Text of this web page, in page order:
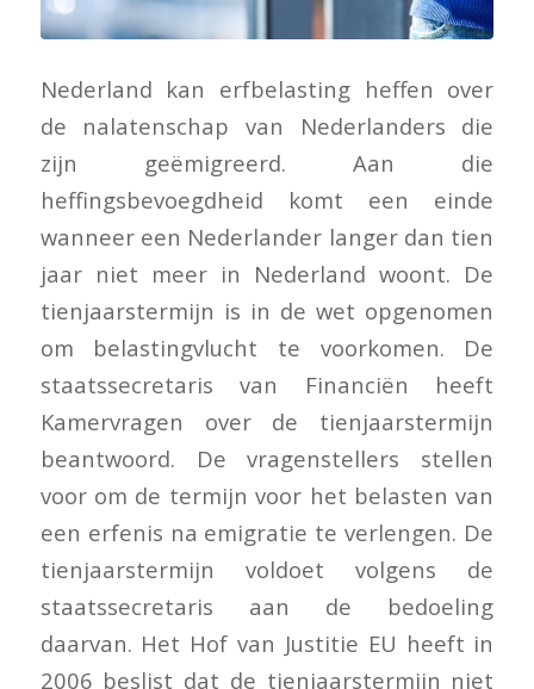
Nederland kan erfbelasting heffen over
de nalatenschap van Nederlanders die
zijn geëmigreerd. Aan die
heffingsbevoegdheid komt een einde
wanneer een Nederlander langer dan tien
jaar niet meer in Nederland woont. De
tienjaarstermijn is in de wet opgenomen
om belastingvlucht te voorkomen. De
staatssecretaris van Financiën heeft
Kamervragen over de tienjaarstermijn
beantwoord. De vragenstellers stellen
voor om de termijn voor het belasten van
een erfenis na emigratie te verlengen. De
tienjaarstermijn voldoet volgens de
staatssecretaris aan de bedoeling
daarvan. Het Hof van Justitie EU heeft in
2006 beslist dat de tienjaarstermijn niet